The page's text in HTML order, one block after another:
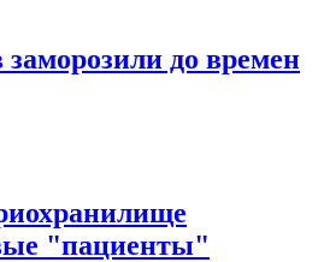
до времен
"пациенты"